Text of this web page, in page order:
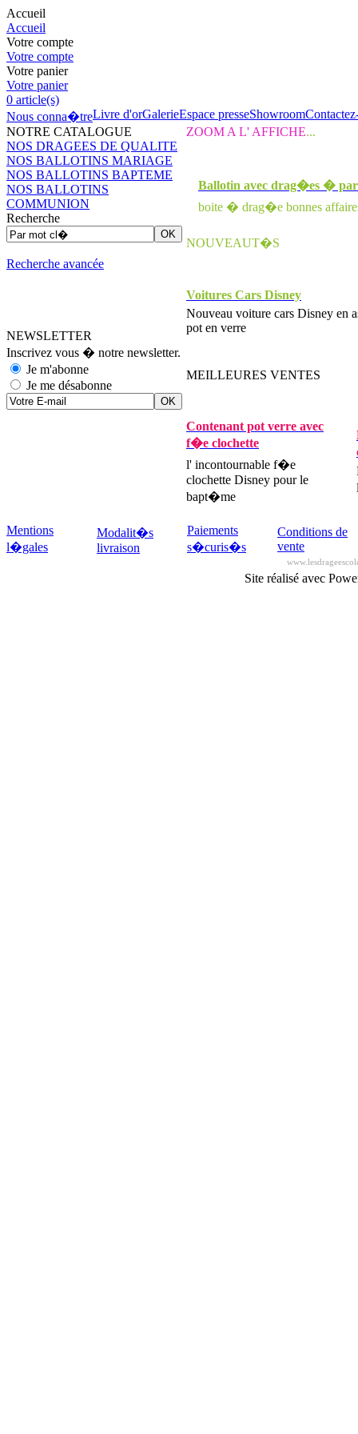
Accueil
Accueil
Votre compte
Votre compte
Votre panier
Votre panier
0 article(s)
Nous conna�treLivre d'orGalerieEspace presseShowroom
NOTRE CATALOGUE
NOS DRAGEES DE QUALITE
NOS BALLOTINS MARIAGE
NOS BALLOTINS BAPTEME
NOS BALLOTINS
COMMUNION
Recherche
Recherche avancée
NEWSLETTER
Inscrivez vous � notre newsletter.
Je m'abonne
Je me désabonne
ZOOM A L' AFFICHE...
Ballotin avec drag�es �
boite � drag�e bonnes
NOUVEAUT�S
Voitures Cars Disney
Nouveau voiture cars Disney en
pot en verre
MEILLEURES VENTES
Contenant pot verre avec
f�e clochette
l' incontournable f�e
clochette Disney pour le
bapt�me
Mentions
l�gales
Modalit�s
livraison
Paiements
s�curis�s
Conditions de
vente
Site réalisé avec